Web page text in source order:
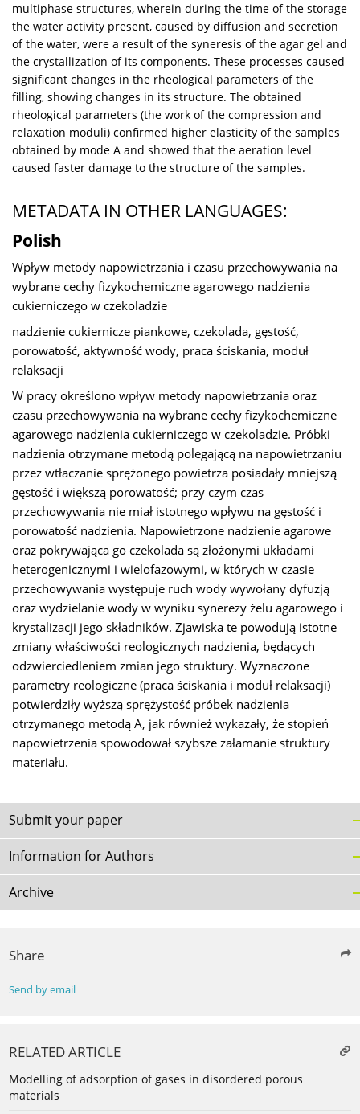
multiphase structures, wherein during the time of the storage
the water activity present, caused by diffusion and secretion
of the water, were a result of the syneresis of the agar gel and
the crystallization of its components. These processes caused
significant changes in the rheological parameters of the
filling, showing changes in its structure. The obtained
rheological parameters (the work of the compression and
relaxation moduli) confirmed higher elasticity of the samples
obtained by mode A and showed that the aeration level
caused faster damage to the structure of the samples.
METADATA IN OTHER LANGUAGES:
Polish
Wpływ metody napowietrzania i czasu przechowywania na
wybrane cechy fizykochemiczne agarowego nadzienia
cukierniczego w czekoladzie
nadzienie cukiernicze piankowe, czekolada, gęstość,
porowatość, aktywność wody, praca ściskania, moduł
relaksacji
W pracy określono wpływ metody napowietrzania oraz
czasu przechowywania na wybrane cechy fizykochemiczne
agarowego nadzienia cukierniczego w czekoladzie. Próbki
nadzienia otrzymane metodą polegającą na napowietrzaniu
przez wtłaczanie sprężonego powietrza posiadały mniejszą
gęstość i większą porowatość; przy czym czas
przechowywania nie miał istotnego wpływu na gęstość i
porowatość nadzienia. Napowietrzone nadzienie agarowe
oraz pokrywająca go czekolada są złożonymi układami
heterogenicznymi i wielofazowymi, w których w czasie
przechowywania występuje ruch wody wywołany dyfuzją
oraz wydzielanie wody w wyniku synerezy żelu agarowego i
krystalizacji jego składników. Zjawiska te powodują istotne
zmiany właściwości reologicznych nadzienia, będących
odzwierciedleniem zmian jego struktury. Wyznaczone
parametry reologiczne (praca ściskania i moduł relaksacji)
potwierdziły wyższą sprężystość próbek nadzienia
otrzymanego metodą A, jak również wykazały, że stopień
napowietrzenia spowodował szybsze załamanie struktury
materiału.
Submit your paper
Information for Authors
Archive
Share
Send by email
RELATED ARTICLE
Modelling of adsorption of gases in disordered porous
materials